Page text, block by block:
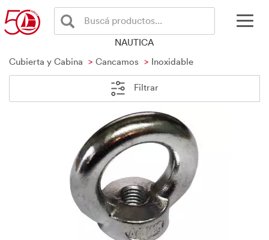
Buscá productos...
NAUTICA
Cubierta y Cabina
Cancamos Inoxidable
Filtrar